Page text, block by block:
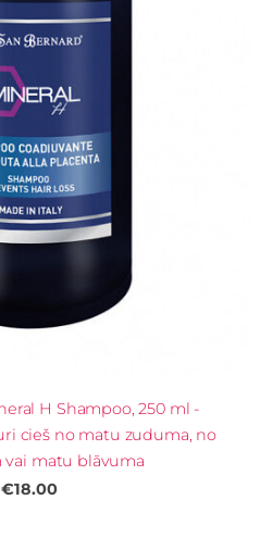
H Shampoo, 250 ml -
cieš no matu zuduma, no
vai matu blāvuma
€18.00